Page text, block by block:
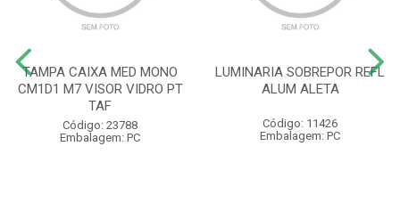
TAMPA CAIXA MED MONO
CM1D1 M7 VISOR VIDRO PT
TAF
Código: 23788
Embalagem: PC
LUMINARIA SOBREPOR REFL
ALUM ALETA
Código: 11426
Embalagem: PC